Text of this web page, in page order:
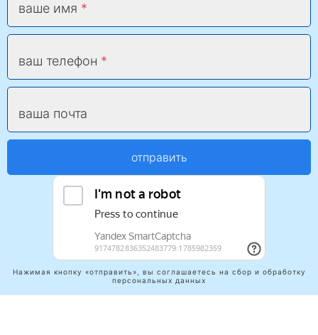
ваше имя
ваш телефон
ваша почта
отправить
Нажимая кнопку «отправить», вы соглашаетесь на сбор и обработку
персональных данных